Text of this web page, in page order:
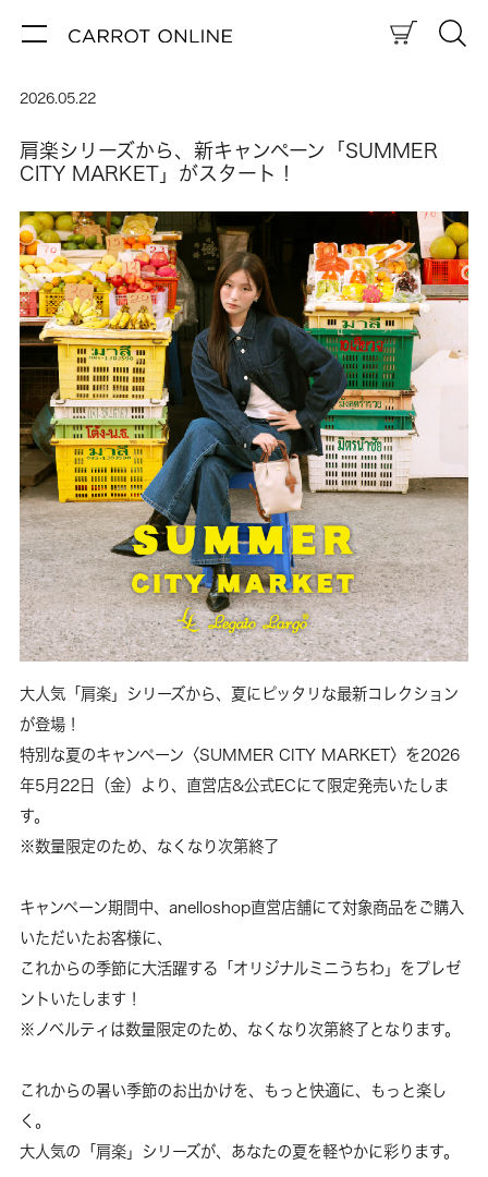
2026.05.22
肩楽シリーズから、新キャンペーン「SUMMER
CITY MARKET」がスタート！
大人気「肩楽」シリーズから、夏にピッタリな最新コレクション
が登場！
特別な夏のキャンペーン〈SUMMER CITY MARKET〉を2026
年5月22日（金）より、直営店&公式ECにて限定発売いたしま
す。
※数量限定のため、なくなり次第終了
キャンペーン期間中、anelloshop直営店舗にて対象商品をご購入
いただいたお客様に、
これからの季節に大活躍する「オリジナルミニうちわ」をプレゼ
ントいたします！
※ノベルティは数量限定のため、なくなり次第終了となります。
これからの暑い季節のお出かけを、もっと快適に、もっと楽し
く。
大人気の「肩楽」シリーズが、あなたの夏を軽やかに彩ります。